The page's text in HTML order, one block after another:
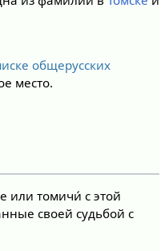
общерусских
место.
или томичи́ с этой
своей судьбой с